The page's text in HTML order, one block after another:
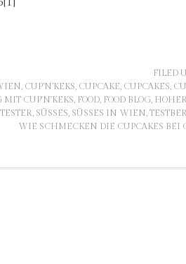
FILED
, CUP’N’KEKS, CUPCAKE, CUPCAKES,
MIT CUP'N'KEKS, FOOD, FOOD BLOG,
, SÜSSES , SÜSSES IN WIEN ,
WIE SCHMECKEN DIE CUPCAKES BEI